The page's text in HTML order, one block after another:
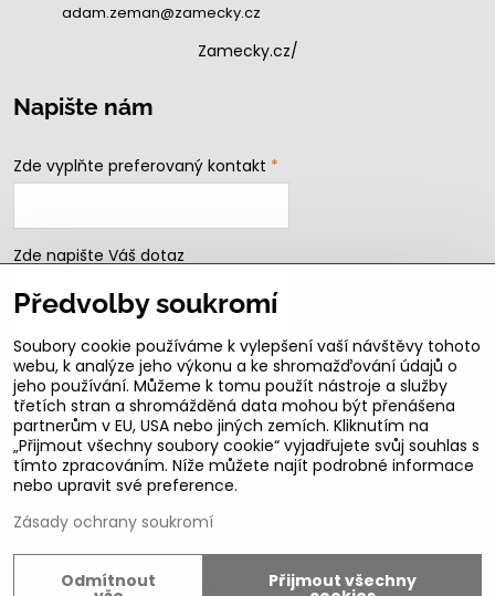
adam.zeman@zamecky.cz
Zamecky.cz/
Napište nám
Zde vyplňte preferovaný kontakt *
Zde napište Váš dotaz
Odeslat
B2b podmínky pro registrované partnery
Copyright
Předvolby soukromí
Soubory cookie používáme k vylepšení vaší návštěvy tohoto
webu, k analýze jeho výkonu a ke shromažďování údajů o
jeho používání. Můžeme k tomu použít nástroje a služby
třetích stran a shromážděná data mohou být přenášena
partnerům v EU, USA nebo jiných zemích. Kliknutím na
„Přijmout všechny soubory cookie“ vyjadřujete svůj souhlas s
tímto zpracováním. Níže můžete najít podrobné informace
nebo upravit své preference.
Zásady ochrany soukromí
Přijmout všechny
Odmítnout